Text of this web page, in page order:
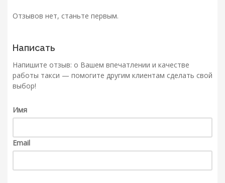
Отзывов нет, станьте первым.
Написать
Напишите отзыв: о Вашем впечатлении и качестве
работы такси — помогите другим клиентам сделать свой
выбор!
Имя
Email